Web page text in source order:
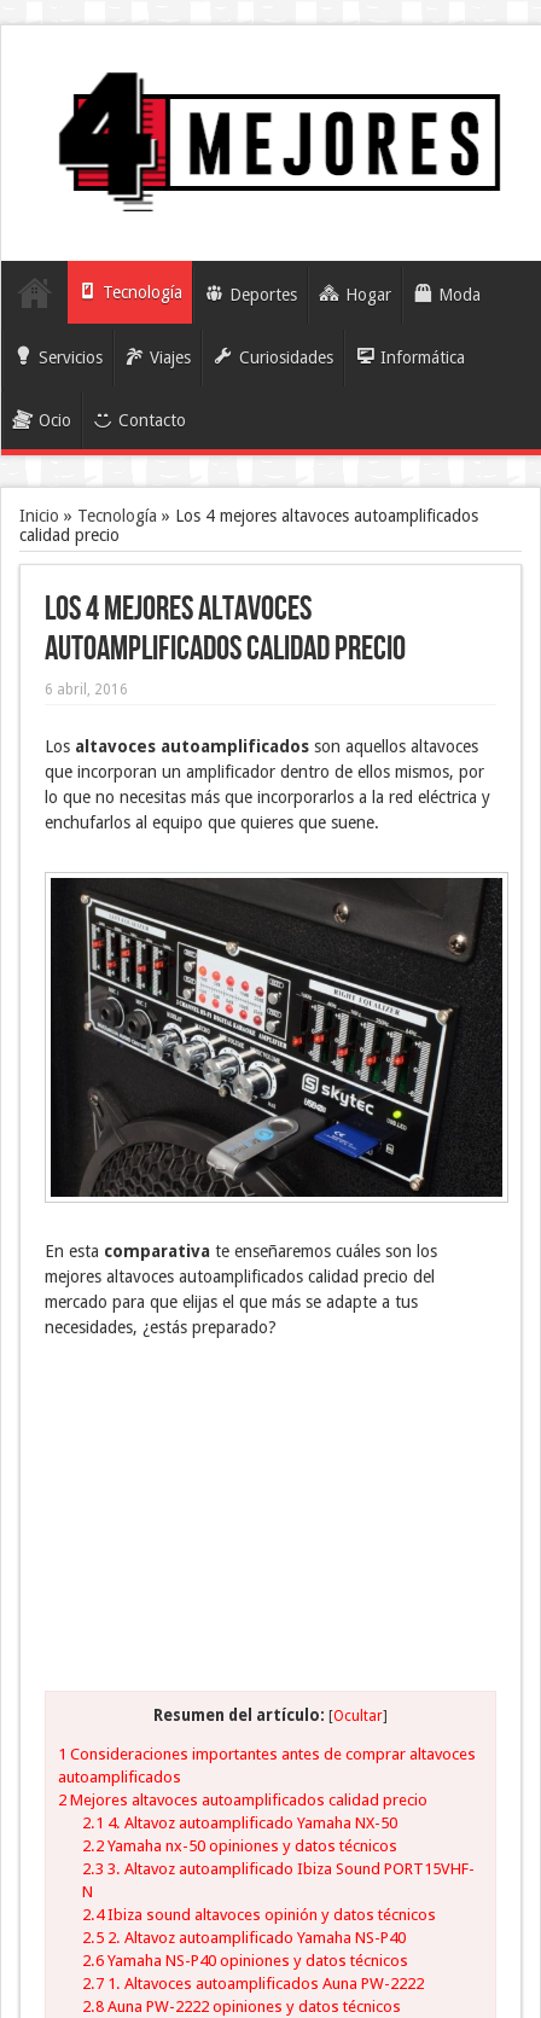
Tecnología Deportes Hogar Moda
Servicios Viajes Curiosidades Informática
Ocio Contacto
Inicio » Tecnología » Los 4 mejores altavoces autoamplificados
calidad precio
Los 4 mejores altavoces
autoamplificados calidad precio
6 abril, 2016
Los altavoces autoamplificados son aquellos altavoces
que incorporan un amplificador dentro de ellos mismos, por
lo que no necesitas más que incorporarlos a la red eléctrica y
enchufarlos al equipo que quieres que suene.
En esta comparativa te enseñaremos cuáles son los
mejores altavoces autoamplificados calidad precio del
mercado para que elijas el que más se adapte a tus
necesidades, ¿estás preparado?
Resumen del artículo: [Ocultar]
1 Consideraciones importantes antes de comprar altavoces
autoamplificados
2 Mejores altavoces autoamplificados calidad precio
2.1 4. Altavoz autoamplificado Yamaha NX-50
2.2Yamaha nx-50 opiniones y datos técnicos
2.3 3. Altavoz autoamplificado Ibiza Sound PORT15VHF-
N
2.4Ibiza sound altavoces opinión y datos técnicos
2.52. Altavoz autoamplificado Yamaha NS-P40
2.6Yamaha NS-P40 opiniones y datos técnicos
2.71. Altavoces autoamplificados Auna PW-2222
2.8Auna PW-2222 opiniones y datos técnicos